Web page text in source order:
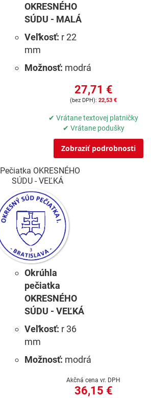
OKRESNÉHO
SÚDU - MALÁ
Veľkosť: r 22
mm
Možnosť: modrá
27,71 €
22,53 €
✔ Vrátane textovej platničky
✔ Vrátane podušky
Zobraziť podrobnosti
Pečiatka OKRESNÉHO
SÚDU - VEĽKÁ
Okrúhla
pečiatka
OKRESNÉHO
SÚDU - VEĽKÁ
Veľkosť: r 36
mm
Možnosť: modrá
Akčná cena vr. DPH
36,15 €